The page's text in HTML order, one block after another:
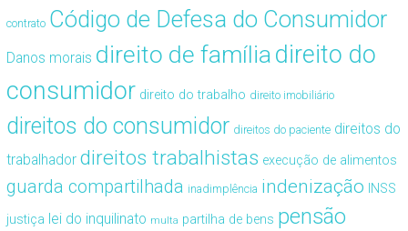
contrato Código de Defesa do Consumidor
Danos morais direito de famíliadireito do
consumidor direito do trabalho direito imobiliário
direitos do consumidor direitos do paciente direitos do
trabalhador direitos trabalhistas execução de alimentos
guarda compartilhada inadimplência indenização INSS
justiça lei do inquilinato multa partilha de bens pensão